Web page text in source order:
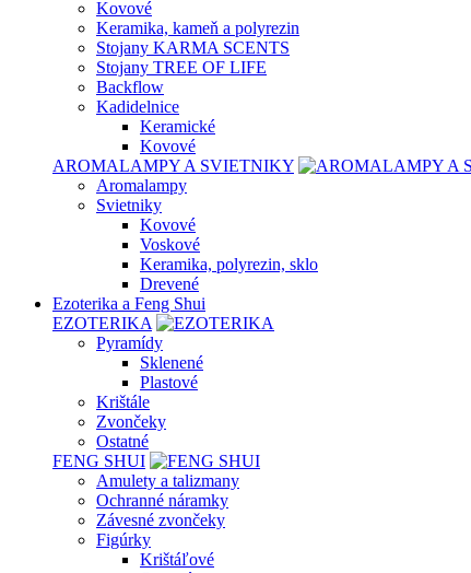
Kovové
Keramika, kameň a polyrezin
Stojany KARMA SCENTS
Stojany TREE OF LIFE
Backflow
Kadidelnice
Keramické
Kovové
AROMALAMPY A SVIETNIKY
Aromalampy
Svietniky
Kovové
Voskové
Keramika, polyrezin, sklo
Drevené
Ezoterika a Feng Shui
EZOTERIKA
Pyramídy
Sklenené
Plastové
Krištále
Zvončeky
Ostatné
FENG SHUI
Amulety a talizmany
Ochranné náramky
Závesné zvončeky
Figúrky
Krištáľové